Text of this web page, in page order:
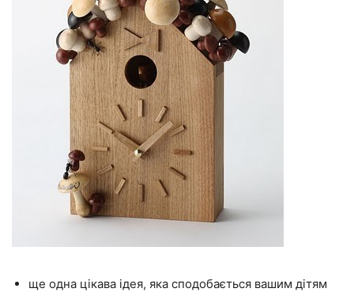
ще одна цікава ідея, яка сподобається вашим дітям